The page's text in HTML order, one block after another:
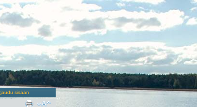
sisään